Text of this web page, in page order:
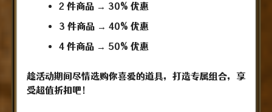
2 件商品 → 30% 优惠
3 件商品 → 40% 优惠
4 件商品 → 50% 优惠
趁活动期间尽情选购你喜爱的道具，打造专属组合，享
受超值折扣吧！